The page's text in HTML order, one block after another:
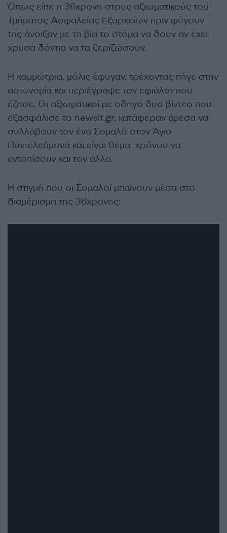
Όπως είπε η 36χρονη στους αξιωματικούς του
Τμήματος Ασφαλείας Εξαρχείων πριν φύγουν
της άνοιξαν με τη βία το στόμα να δουν αν έχει
χρυσά δόντια να τα ξεριζώσουν.
Η κομμώτρια, μόλις έφυγαν, τρέχοντας πήγε στην
αστυνομία και περιέγραψε τον εφιάλτη που
έζησε. Οι αξιωματικοί με οδηγό δυο βίντεο που
εξασφάλισε το newsit.gr, κατάφεραν άμεσα να
συλλάβουν τον ένα Σομαλό στον Άγιο
Παντελεήμονα και είναι θέμα χρόνου να
εντοπίσουν και τον άλλο.
Η στιγμή που οι Σομαλοί μπαίνουν μέσα στο
διαμέρισμα της 36χρονης: